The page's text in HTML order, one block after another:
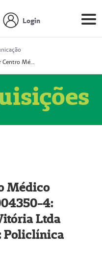
Login
Prestador Centro Médico Vitória Ltda, 51004350-4: Centro Médico Vitória Ltda (Nome Fantasia: Policlínica Master)
Médico
4:
Ltda
Policlínica